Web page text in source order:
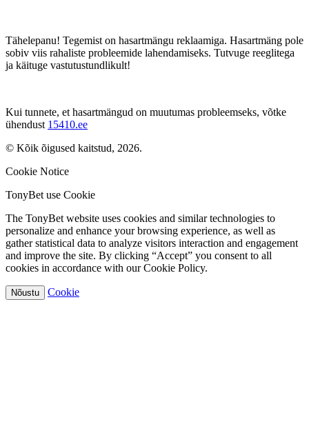
Tähelepanu! Tegemist on hasartmängu reklaamiga. Hasartmäng pole
sobiv viis rahaliste probleemide lahendamiseks. Tutvuge reeglitega
ja käituge vastutustundlikult!
Kui tunnete, et hasartmängud on muutumas probleemseks, võtke
ühendust 15410.ee
© Kõik õigused kaitstud, 2026.
Cookie Notice
TonyBet use Cookie
The TonyBet website uses cookies and similar technologies to
personalize and enhance your browsing experience, as well as
gather statistical data to analyze visitors interaction and engagement
and improve the site. By clicking “Accept” you consent to all
cookies in accordance with our Cookie Policy.
Nõustu Cookie